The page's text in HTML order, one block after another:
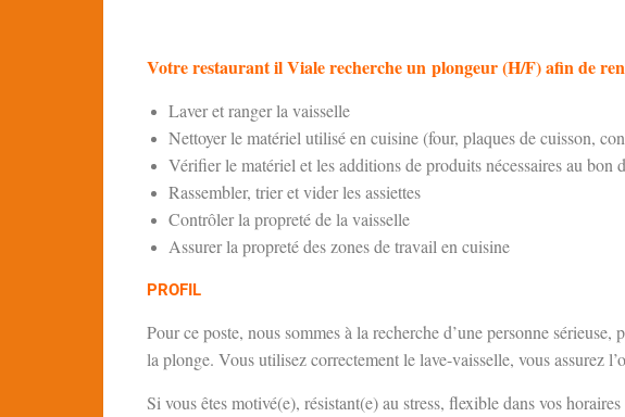
Votre restaurant il Viale recherche un plongeur (H/F)afin de
Laver et ranger la vaisselle
Nettoyer le matériel utilisé en cuisine (four, plaques de cuisson,
Vérifier le matériel et les additions de produits nécessaires au
Rassembler, trier et vider les assiettes
Contrôler la propreté de la vaisselle
Assurer la propreté des zones de travail en cuisine
PROFIL
Pour ce poste, nous sommes à la recherche d’une personne
la plonge. Vous utilisez correctement le lave-vaisselle, vous assurez
Si vous êtes motivé(e), résistant(e) au stress, flexible dans vos